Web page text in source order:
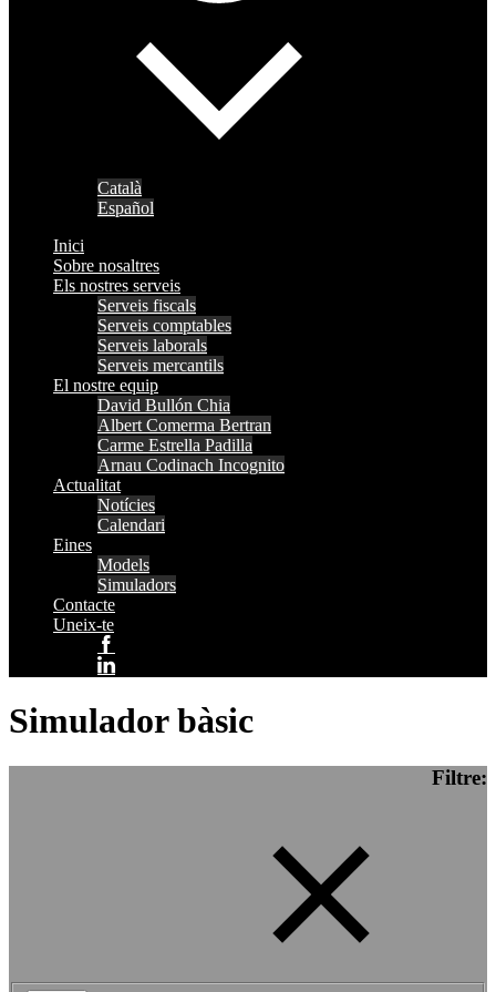
Català
Español
Inici
Sobre nosaltres
Els nostres serveis
Serveis fiscals
Serveis comptables
Serveis laborals
Serveis mercantils
El nostre equip
David Bullón Chia
Albert Comerma Bertran
Carme Estrella Padilla
Arnau Codinach Incognito
Actualitat
Notícies
Calendari
Eines
Models
Simuladors
Contacte
Uneix-te
Simulador bàsic
Filtre: